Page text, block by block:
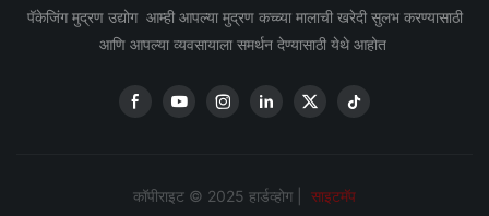
पॅकेजिंग मुद्रण उद्योग आम्ही आपल्या मुद्रण कच्च्या मालाची खरेदी सुलभ करण्यासाठी
आणि आपल्या व्यवसायाला समर्थन देण्यासाठी येथे आहोत
कॉपीराइट © 2025 हार्डव्होग | साइटमॅप